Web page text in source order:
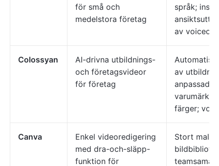
för små och
medelstora företag
språk;
av
Colossyan
AI-drivna utbildnings-
och företagsvideor
för företag
av
anpassade
färger;
Canva
Enkel videoredigering
med dra-och-släpp-
funktion för
Stort mall-